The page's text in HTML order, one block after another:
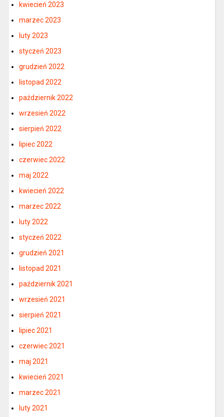
kwiecień 2023
marzec 2023
luty 2023
styczeń 2023
grudzień 2022
listopad 2022
październik 2022
wrzesień 2022
sierpień 2022
lipiec 2022
czerwiec 2022
maj 2022
kwiecień 2022
marzec 2022
luty 2022
styczeń 2022
grudzień 2021
listopad 2021
październik 2021
wrzesień 2021
sierpień 2021
lipiec 2021
czerwiec 2021
maj 2021
kwiecień 2021
marzec 2021
luty 2021